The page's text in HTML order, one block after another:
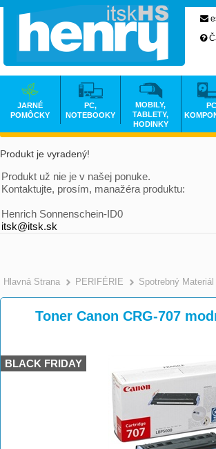
Produkt je vyradený!
Produkt už nie je v našej ponuke.
Kontaktujte, prosím, manažéra produktu:
Henrich Sonnenschein-ID0
itsk@itsk.sk
Hlavná Strana >
PERIFÉRIE >
Spotrebný Materiál
Toner Canon CRG-707
BLACK FRIDAY
JARNÉ
POMÔCKY
PC,
NOTEBOOKY
MOBILY,
TABLETY,
HODINKY
PC